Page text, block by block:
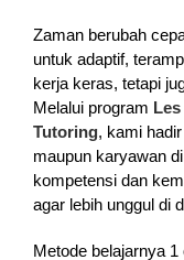
Zaman berubah
untuk adaptif,
kerja keras, tetapi
Melalui program
Tutoring, kami
maupun karyawan
kompetensi dan
agar lebih unggul di
Metode belajarnya